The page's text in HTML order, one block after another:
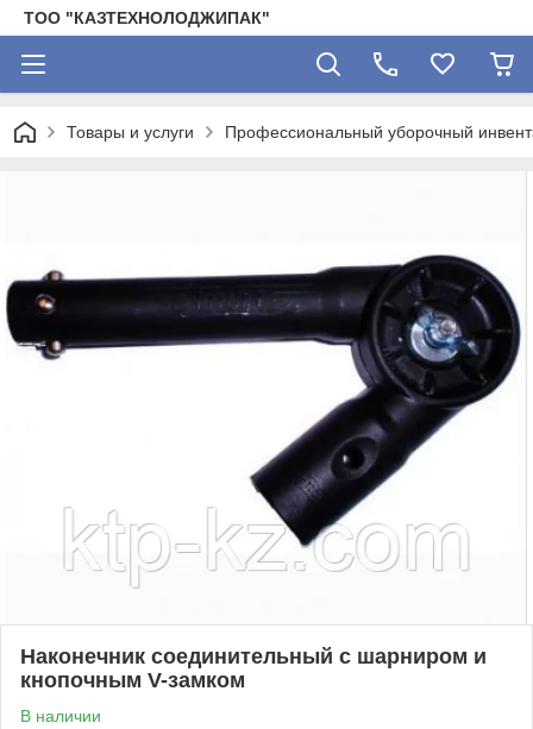
ТОО "КАЗТЕХНОЛОДЖИПАК"
Товары и услуги Профессиональный уборочный
Наконечник соединительный с шарниром и
кнопочным V-замком
В наличии